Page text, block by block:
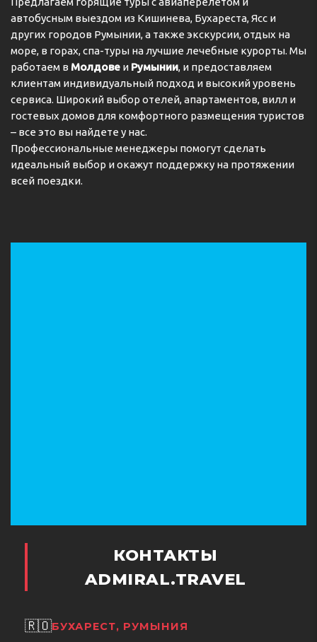
автобусным выездом из Кишинева, Бухареста, Ясс и
других городов Румынии, а также экскурсии, отдых на
море, в горах, спа-туры на лучшие лечебные курорты. Мы
работаем в Молдове и Румынии, и предоставляем
клиентам индивидуальный подход и высокий уровень
сервиса. Широкий выбор отелей, апартаментов, вилл и
гостевых домов для комфортного размещения туристов
– все это вы найдете у нас.
Профессиональные менеджеры помогут сделать
идеальный выбор и окажут поддержку на протяжении
всей поездки.
КОНТАКТЫ
ADMIRAL.TRAVEL
🇷🇴БУХАРЕСТ, РУМЫНИЯ